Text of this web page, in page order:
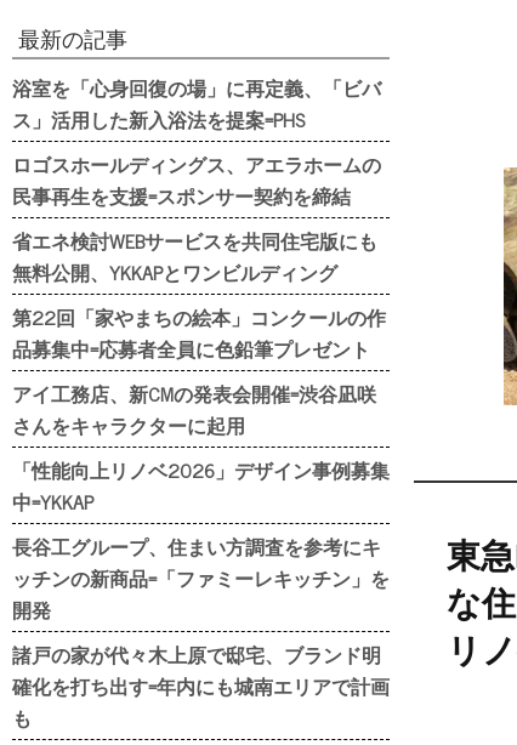
東
な
リ
最新の記事
浴室を「心身回復の場」に再定義、「ビバ
ス」活用した新入浴法を提案=PHS
ロゴスホールディングス、アエラホームの
民事再生を支援=スポンサー契約を締結
省エネ検討WEBサービスを共同住宅版にも
無料公開、YKKAPとワンビルディング
第22回「家やまちの絵本」コンクールの作
品募集中=応募者全員に色鉛筆プレゼント
アイ工務店、新CMの発表会開催=渋谷凪咲
さんをキャラクターに起用
「性能向上リノベ2026」デザイン事例募集
中=YKKAP
長谷工グループ、住まい方調査を参考にキ
ッチンの新商品=「ファミーレキッチン」を
開発
諸戸の家が代々木上原で邸宅、ブランド明
確化を打ち出す=年内にも城南エリアで計画
も